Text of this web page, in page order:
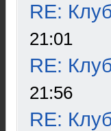
RE:
21:01
RE:
21:56
RE: